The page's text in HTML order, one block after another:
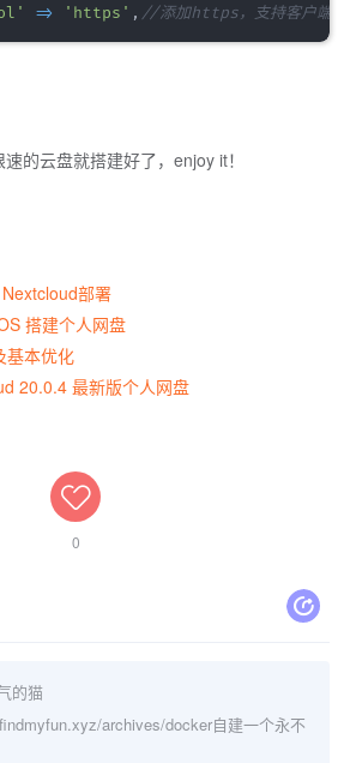
=> 'https' , //添加https，支持客户端
的云盘就搭建好了，enjoy it！
部署
搭建个人网盘
基本优化
20.0.4 最新版个人网盘
0
的猫
archives/docker自建一个永不